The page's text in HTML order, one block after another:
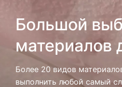
Большой
материалов
Более 20 видов
выполнить любой самый